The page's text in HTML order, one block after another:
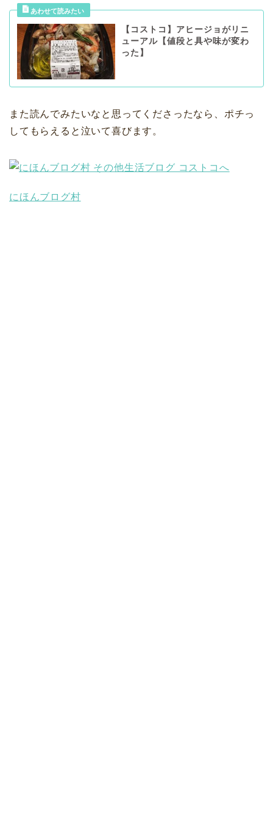
【コストコ】アヒージョがリニ
ューアル【値段と具や味が変わ
った】
また読んでみたいなと思ってくださったなら、ポチっ
してもらえると泣いて喜びます。
にほんブログ村